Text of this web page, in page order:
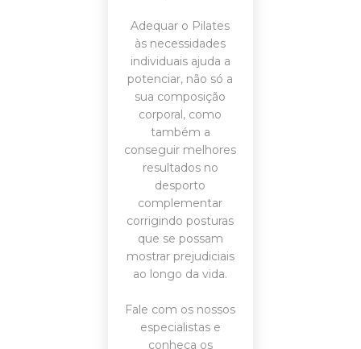
Adequar o Pilates
às necessidades
individuais ajuda a
potenciar, não só a
sua composição
corporal, como
também a
conseguir melhores
resultados no
desporto
complementar
corrigindo posturas
que se possam
mostrar prejudiciais
ao longo da vida.
Fale com os nossos
especialistas e
conheça os